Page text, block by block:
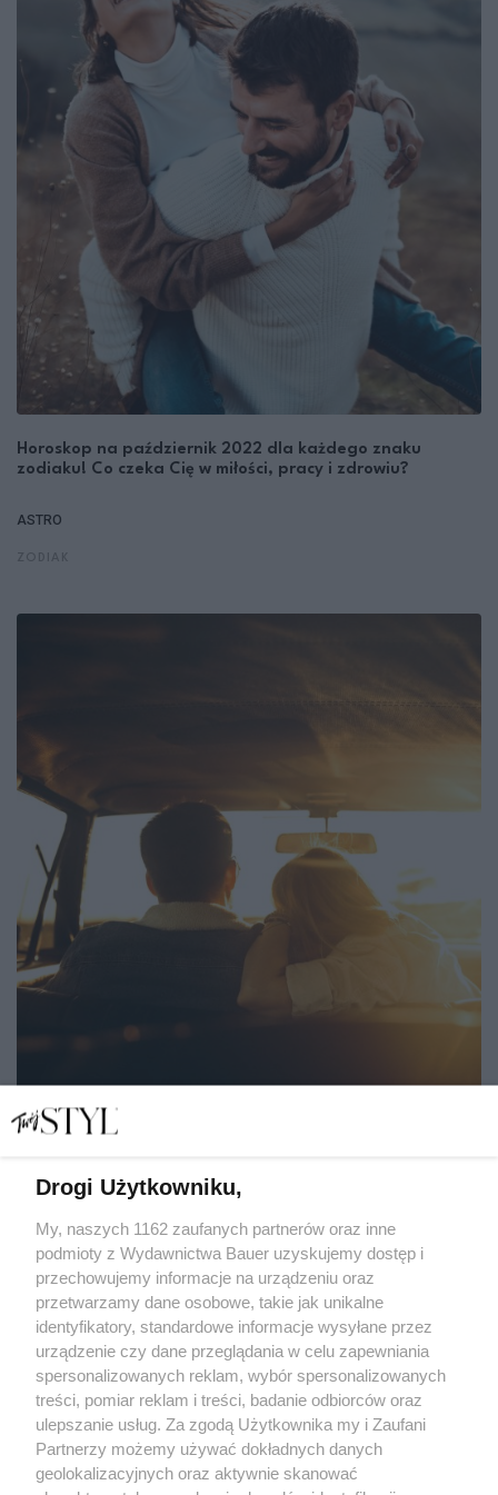
Horoskop na październik 2022 dla każdego znaku
zodiaku! Co czeka Cię w miłości, pracy i zdrowiu?
ASTRO
Co czeka Cię w miłości, pracy i zdrowiu?
ASTRO
ZODIAK
Drogi Użytkowniku,
My, naszych 1162 zaufanych partnerów oraz inne
podmioty z Wydawnictwa Bauer uzyskujemy dostęp i
przechowujemy informacje na urządzeniu oraz
przetwarzamy dane osobowe, takie jak unikalne
identyfikatory, standardowe informacje wysyłane przez
urządzenie czy dane przeglądania w celu zapewniania
spersonalizowanych reklam, wybór spersonalizowanych
treści, pomiar reklam i treści, badanie odbiorców oraz
ulepszanie usług. Za zgodą Użytkownika my i Zaufani
Partnerzy możemy używać dokładnych danych
geolokalizacyjnych oraz aktywnie skanować